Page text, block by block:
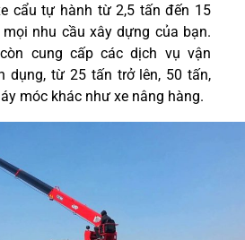
cẩu tự hành từ 2,5 tấn đến 15
nhu cầu xây dựng của bạn.
cung cấp các dịch vụ vận
dụng, từ 25 tấn trở lên, 50 tấn,
móc khác như xe nâng hàng.